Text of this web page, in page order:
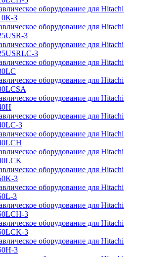
оборудование для Hitachi
3
оборудование для Hitachi
3
оборудование для Hitachi
3
оборудование для Hitachi
оборудование для Hitachi
оборудование для Hitachi
оборудование для Hitachi
3
оборудование для Hitachi
оборудование для Hitachi
оборудование для Hitachi
3
оборудование для Hitachi
3
оборудование для Hitachi
3
оборудование для Hitachi
3
оборудование для Hitachi
3